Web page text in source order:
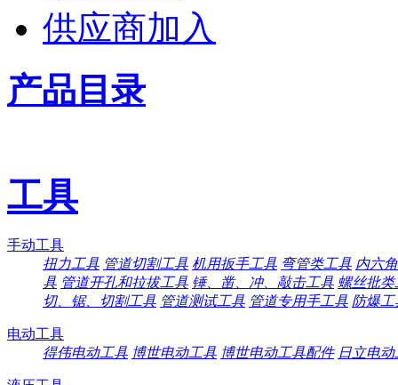
供应商加入
产品目录
工具
手动工具
扭力工具 管道切割工具 机用扳手工具 弯管类工具 内六
具 管道开孔和拉拔工具 锤、凿、冲、敲击工具 螺丝批类
切、锯、切割工具 管道测试工具 管道专用手工具 防爆工
电动工具
得伟电动工具 博世电动工具 博世电动工具配件 日立电动